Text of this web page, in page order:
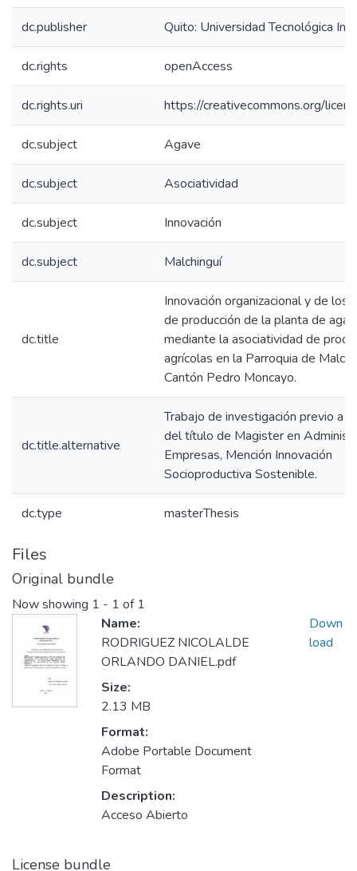
dc.publisher Quito: Universidad Tecnológica
dc.rights openAccess
dc.rights.uri https://creativecommons.org/
dc.subject Agave
dc.subject Asociatividad
dc.subject Innovación
dc.subject Malchinguí
dc.title
Innovación organizacional y de los
de producción de la planta de
mediante la asociatividad de
agrícolas en la Parroquia de
Cantón Pedro Moncayo.
dc.title.alternative
Trabajo de investigación previo a
del título de Magister en
Empresas, Mención Innovación
Socioproductiva Sostenible.
dc.type masterThesis
Files
Original bundle
Now showing 1 - 1 of 1
Name:
RODRIGUEZ NICOLALDE
ORLANDO DANIEL.pdf
Size:
2.13 MB
Format:
Adobe Portable Document
Format
Description:
Acceso Abierto
Down
load
License bundle